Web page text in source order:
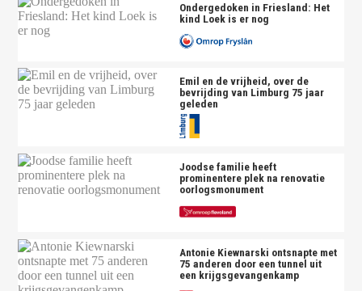
Ondergedoken in Friesland: Het
kind Loek is er nog
Emil en de vrijheid, over de
bevrijding van Limburg 75 jaar
geleden
Joodse familie heeft
prominentere plek na renovatie
oorlogsmonument
Antonie Kiewnarski ontsnapte met
75 anderen door een tunnel uit
een krijgsgevangenkamp